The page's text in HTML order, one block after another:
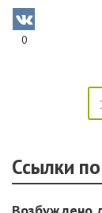
0
Ссылки